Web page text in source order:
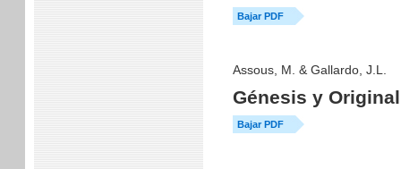
Bajar PDF
Assous, M. & Gallardo, J.L.
Génesis y
Bajar PDF